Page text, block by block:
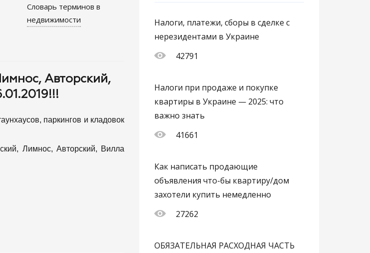
Словарь терминов в
недвижимости
Авторский,
паркингов и кладовок
Лимнос, Авторский, Вилла
Налоги, платежи, сборы в сделке с
нерезидентами в Украине
42791
Налоги при продаже и покупке
квартиры в Украине — 2025: что
важно знать
41661
Как написать продающие
объявления что-бы квартиру/дом
захотели купить немедленно
27262
ОБЯЗАТЕЛЬНАЯ РАСХОДНАЯ ЧАСТЬ